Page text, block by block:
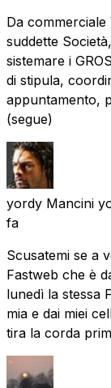
Da
suddette
sistemare i
di stipula,
appuntamento,
(segue)
yordy Mancini
fa
Scusatemi se a
Fastweb che è
lunedì la
mia e dai miei
tira la corda